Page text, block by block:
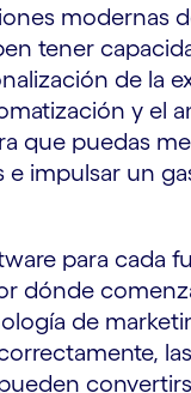
modernas
tener
de la
y el
que puedas
e impulsar un
para cada
dónde
de